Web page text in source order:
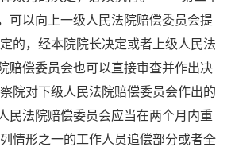
以向上一级人民法院赔偿委员会提
，经本院院长决定或者上级人民法
赔偿委员会也可以直接审查并作出决
对下级人民法院赔偿委员会作出的
民法院赔偿委员会应当在两个月内重
形之一的工作人员追偿部分或者全